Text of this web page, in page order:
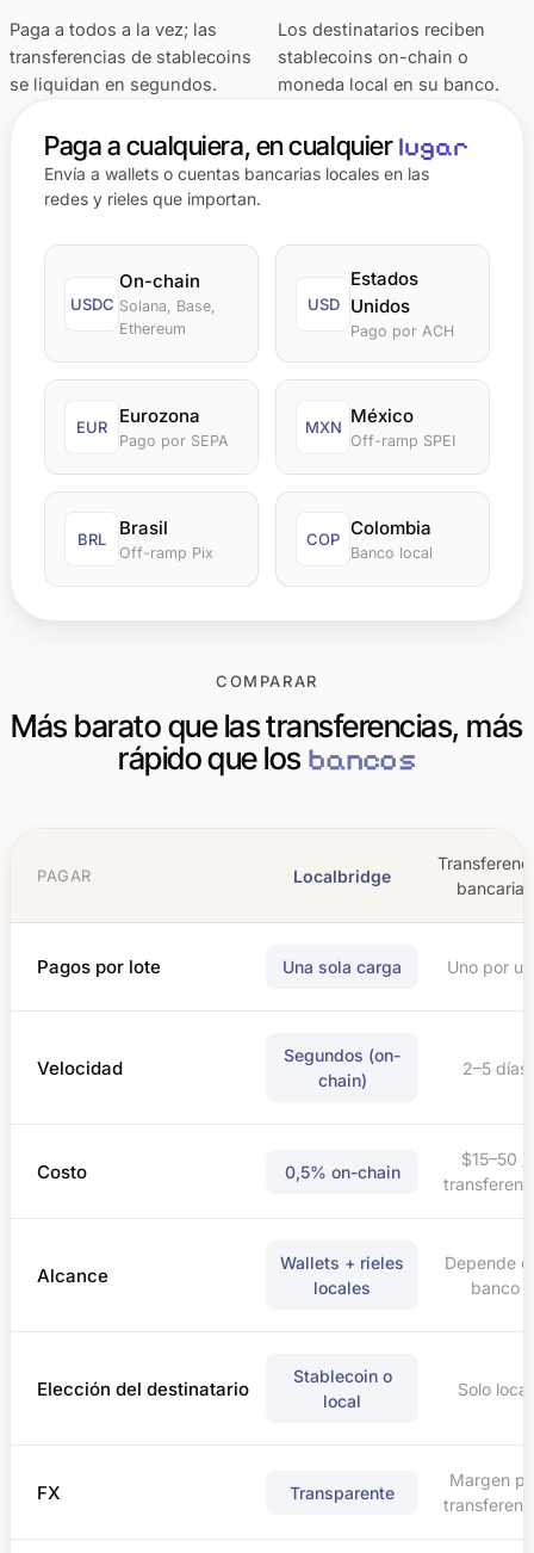
Paga a todos a la vez; las
transferencias de stablecoins
se liquidan en segundos.
Los destinatarios reciben
stablecoins on-chain o
moneda local en su banco.
Paga a cualquiera, en cualquierlugar
Envía a wallets o cuentas bancarias locales en las
redes y rieles que importan.
USDC
On-chain
Solana, Base,
Ethereum
USD
Estados
Unidos
Pago por ACH
EUR Eurozona
Pago por SEPA
MXN México
Off-ramp SPEI
BRL Brasil
Off-ramp Pix
COP Colombia
Banco local
COMPARAR
Más barato que las transferencias, más
rápido que losbancos
PAGAR Localbridge
bancarias
Pagos por lote Una sola carga Uno por
Velocidad
Segundos (on-
chain)
2–5 días
Costo 0,5% on-chain
$15–50 /
Alcance
Wallets + rieles
locales
Depende
banco
Elección del destinatario
Stablecoin o
local
Solo local
FX Transparente
Margen